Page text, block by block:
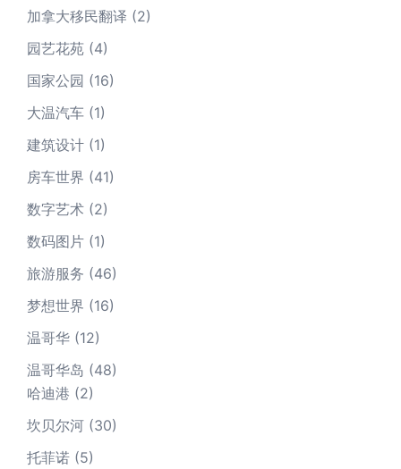
加拿大移民翻译 (2)
园艺花苑 (4)
国家公园 (16)
大温汽车 (1)
建筑设计 (1)
房车世界 (41)
数字艺术 (2)
数码图片 (1)
旅游服务 (46)
梦想世界 (16)
温哥华 (12)
温哥华岛 (48)
哈迪港 (2)
坎贝尔河 (30)
托菲诺 (5)